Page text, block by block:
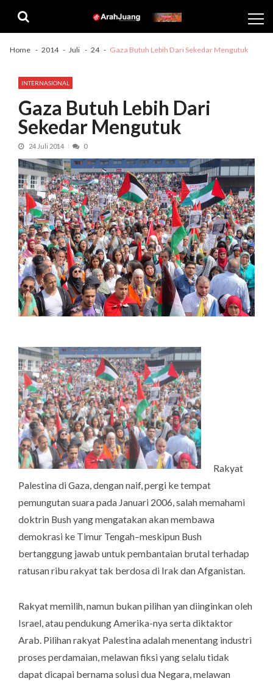
navigation
content
Home 2014 Juli 24 Gaza Butuh Lebih Dari Sekedar Mengutuk
INTERNASIONAL
Gaza Butuh Lebih Dari
Sekedar Mengutuk
24 Juli 2014 0
Rakyat
Palestina di Gaza, dengan naif, pergi ke tempat
pemungutan suara pada Januari 2006, salah memahami
doktrin Bush yang mengatakan akan membawa
demokrasi ke Timur Tengah–meskipun Bush
bertanggung jawab untuk pembantaian brutal terhadap
ratusan ribu rakyat tak berdosa di Irak dan Afganistan.
Rakyat memilih, namun bukan pilihan yan diinginkan oleh
Israel, atau pendukung Amerika-nya serta diktaktor
Arab. Pilihan rakyat Palestina adalah menentang industri
proses perdamaian, melawan fiksi yang selalu tidak
dapat dicapai bernama solusi dua Negara, melawan